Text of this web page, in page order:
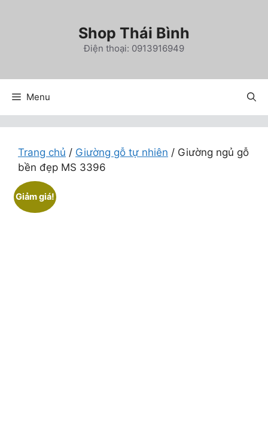
Shop Thái Bình
Điện thoại: 0913916949
Menu
Trang chủ / Giường gỗ tự nhiên / Giường ngủ gỗ
bền đẹp MS 3396
Giảm giá!